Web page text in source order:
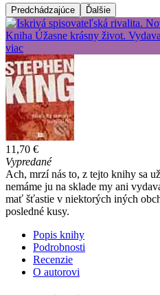
Predchádzajúce Ďalšie
11,70 €
Vypredané
Ach, mrzí nás to, z tejto knihy sa
nemáme ju na sklade my ani
mať šťastie v niektorých iných
posledné kusy.
Popis knihy
Podrobnosti
Recenzie
O autorovi